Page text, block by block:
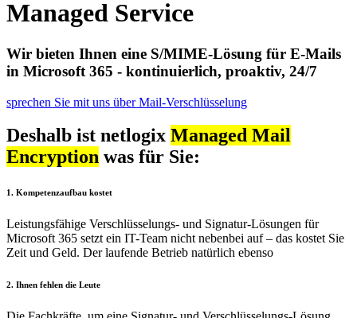
Managed Service
Wir bieten Ihnen eine S/MIME-Lösung für E-Mails
in Microsoft 365 - kontinuierlich, proaktiv, 24/7
sprechen Sie mit uns über Mail-Verschlüsselung
Deshalb ist netlogix Managed Mail
Encryption was für Sie:
1. Kompetenzaufbau kostet
Leistungsfähige Verschlüsselungs- und Signatur-Lösungen für
Microsoft 365 setzt ein IT-Team nicht nebenbei auf – das kostet Sie
Zeit und Geld. Der laufende Betrieb natürlich ebenso
2. Ihnen fehlen die Leute